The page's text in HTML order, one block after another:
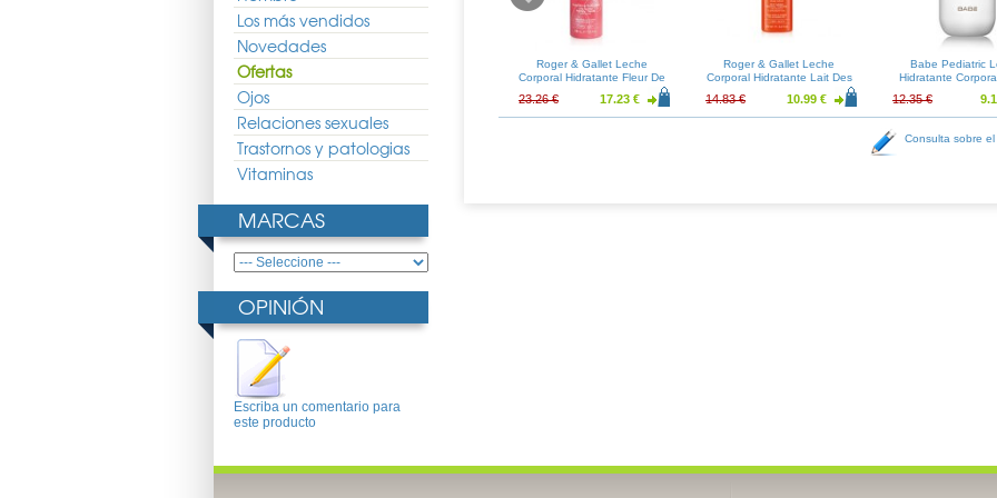
Los más vendidos
Novedades
Ofertas
Ojos
Relaciones sexuales
Trastornos y patologias
Vitaminas
MARCAS
OPINIÓN
Escriba un comentario para
este producto
Xeralaude 6 Leche Hidratante
20.56 €
Roger & Gallet Leche
Corporal Hidratante Fleur De
23.26 € 17.23 €
Roger & Gallet Leche
Corporal Hidratante Lait Des
14.83 € 10.99 €
Babe Pediatric
Hidratante
12.35 €
Consulta sobre